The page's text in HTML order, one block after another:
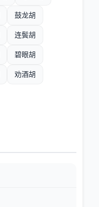
鼓龙胡
连鬓胡
碧眼胡
劝酒胡